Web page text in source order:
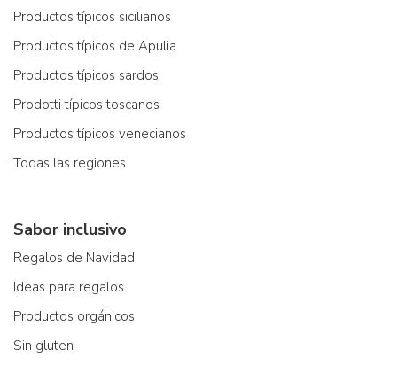
Productos típicos sicilianos
Productos típicos de Apulia
Productos típicos sardos
Prodotti típicos toscanos
Productos típicos venecianos
Todas las regiones
Sabor inclusivo
Regalos de Navidad
Ideas para regalos
Productos orgánicos
Sin gluten